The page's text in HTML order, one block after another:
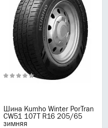
Шина Kumho Winter PorTran
CW51 107T R16 205/65
зимняя